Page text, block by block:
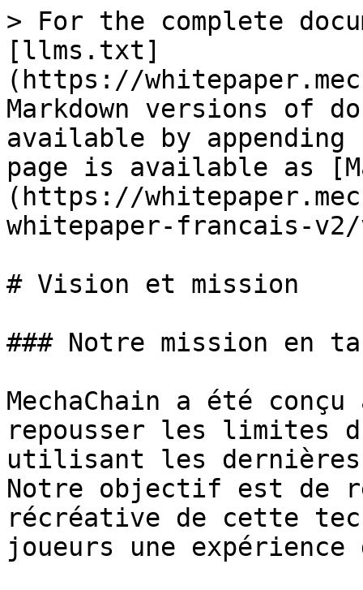
> For the complete
[llms.txt]
(https://
Markdown versions of
available by
page is available as
(https://
whitepaper-francais-
# Vision et mission
### Notre mission en
MechaChain a été
repousser les limites
utilisant les dernières
Notre objectif est de
récréative de cette
joueurs une